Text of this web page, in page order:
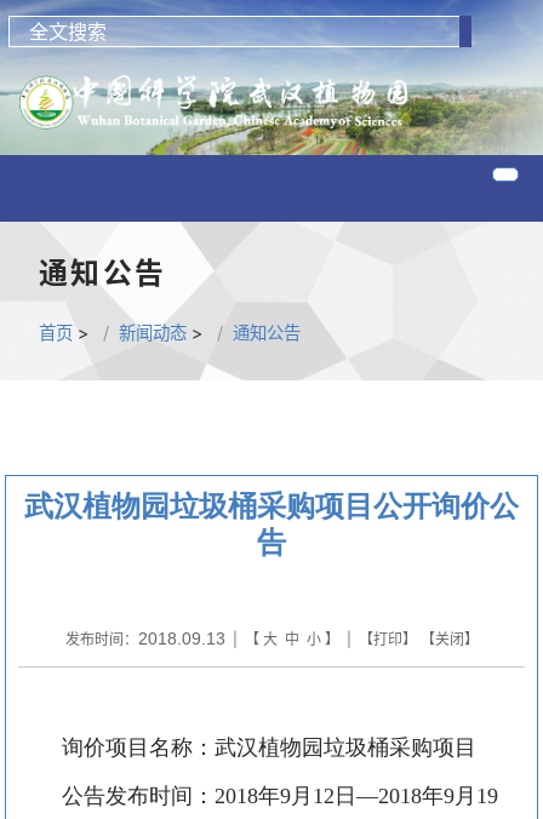
通知公告
首页 > 新闻动态 > 通知公告
武汉植物园垃圾桶采购项目公开询价公
告
发布时间： 2018.09.13 | 【 大 中 小】 | 【打印】 【关闭】
询价项目名称：武汉植物园垃圾桶采购项目
公告发布时间： 2018年9 月 12 日—2018年9 月 19